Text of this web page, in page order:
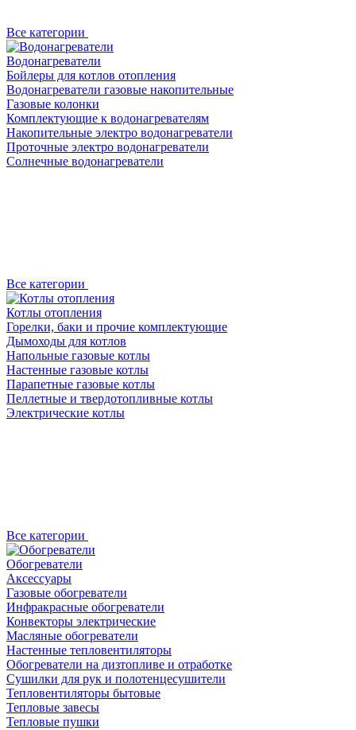
Все категории
Водонагреватели
Бойлеры для котлов отопления
Водонагреватели газовые накопительные
Газовые колонки
Комплектующие к водонагревателям
Накопительные электро водонагреватели
Проточные электро водонагреватели
Солнечные водонагреватели
Все категории
Котлы отопления
Горелки, баки и прочие комплектующие
Дымоходы для котлов
Напольные газовые котлы
Настенные газовые котлы
Парапетные газовые котлы
Пеллетные и твердотопливные котлы
Электрические котлы
Все категории
Обогреватели
Аксессуары
Газовые обогреватели
Инфракрасные обогреватели
Конвекторы электрические
Масляные обогреватели
Настенные тепловентиляторы
Обогреватели на дизтопливе и отработке
Сушилки для рук и полотенцесушители
Тепловентиляторы бытовые
Тепловые завесы
Тепловые пушки